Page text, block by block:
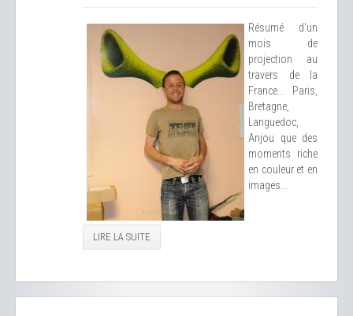
Résumé d'un
mois de
projection au
travers de la
France... Paris,
Bretagne,
Languedoc,
Anjou que des
moments riche
en couleur et en
images...
LIRE LA SUITE